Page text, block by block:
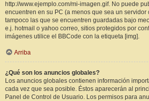
http://www.ejemplo.com/mi-imagen.gif. No puede
encuentren en su PC (a menos que sea un servidor
tampoco las que se encuentren guardadas bajo
e.j. hotmail o yahoo correo, sitios protegidos por
imágenes utilice el BBCode con la etiqueta [img].
Arriba
¿Qué son los anuncios globales?
Los anuncios globales contienen información
cada vez que sea posible. Éstos aparecerán al
Panel de Control de Usuario. Los permisos para